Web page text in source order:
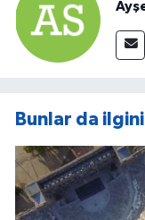
Bunlar da